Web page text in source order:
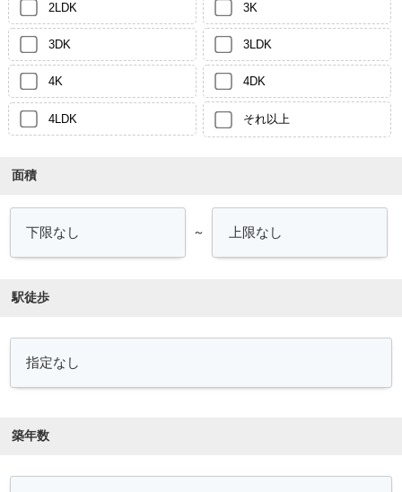
2LDK 3K
3DK 3LDK
4K 4DK
4LDK それ以上
面積
～
駅徒歩
築年数